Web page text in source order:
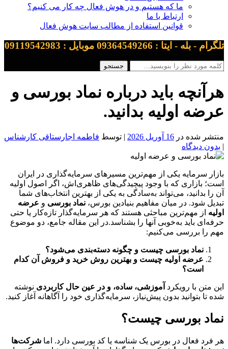
ما که هستیم و در هوش فعال چه کار می کنیم؟
ارتباط با ما
قوانین استفاده از مطالب سایت هوش فعال
تلگرام - بله - ایتا : 09364549266 موبایل : 09119542983
هرآنچه باید درباره نماد بورسی و
عرضه اولیه بدانید.
منتشر شده در 16 آوریل 2026 | توسط فاطمه اجارستاقی کارشناس
| بدون دیدگاه
بازار سرمایه یکی از مهم‌ترین مسیرهای سرمایه‌گذاری در ایران
است؛ بازاری که با وجود پیچیدگی‌های ظاهری‌اش، اگر اصول اولیه
آن را بدانید، می‌تواند به‌سادگی به یکی از بهترین انتخاب‌های شما
تبدیل شود. در میان مفاهیم بنیادین بورس، نماد بورسی و عرضه
اولیه از مهم‌ترین مباحثی هستند که هر سرمایه‌گذار تازه‌کار یا حتی
حرفه‌ای باید به‌خوبی آنها را بشناسد.در این مقاله جامع، دو موضوع
مهم را بررسی می‌کنیم:
نماد بورسی چیست و چگونه دسته‌بندی می‌شود؟
عرضه اولیه چیست و بهترین روش خرید و فروش آن کدام
است؟
این متن با رویکرد آموزشی، ساده، و در عین حال کاربردی نوشته
شده تا بتوانید بدون پیش‌نیاز، سرمایه‌گذاری خود را آگاهانه آغاز کنید.
نماد بورسی چیست؟
هر فرد فعال در بورس یک شناسه یا کد بورسی دارد. اما شرکت‌ها